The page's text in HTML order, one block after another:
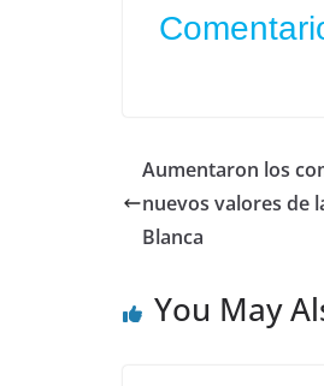
Aumentaron los
nuevos valores de
Blanca
You May